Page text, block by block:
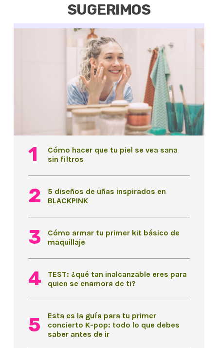
SUGERIMOS
Cómo hacer que tu piel se vea sana
sin filtros
5 diseños de uñas inspirados en
BLACKPINK
Cómo armar tu primer kit básico de
maquillaje
TEST: ¿qué tan inalcanzable eres para
quien se enamora de ti?
Esta es la guía para tu primer
concierto K-pop: todo lo que debes
saber antes de ir